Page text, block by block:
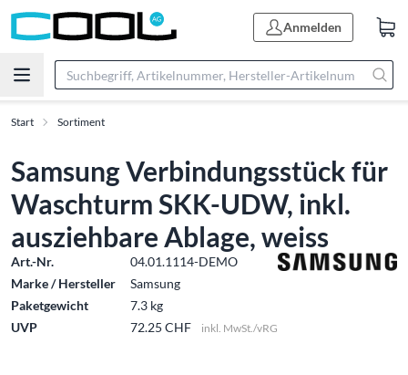
Anmelden
Start Sortiment
Samsung Verbindungsstück für
Waschturm SKK-UDW, inkl.
ausziehbare Ablage, weiss
Art.-Nr.
04.01.1114-DEMO
Marke / Hersteller
Samsung
Paketgewicht
7.3 kg
UVP
72.25 CHF inkl. MwSt./vRG